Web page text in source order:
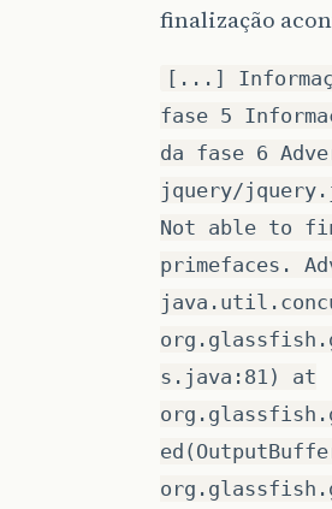
finalização
[...]
fase 5
da fase 6
jquery/
Not able to
primefaces.
s.java:81) at